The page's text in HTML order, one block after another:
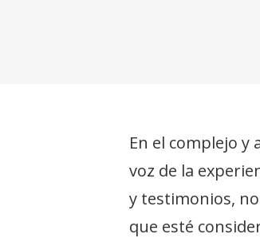
En el complejo
voz de la
y testimonios,
que esté